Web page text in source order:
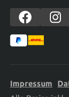
Impressum